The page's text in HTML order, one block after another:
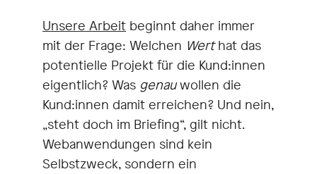
Unsere Arbeit beginnt daher immer
mit der Frage: Welchen Werthat das
potentielle Projekt für die Kund:innen
eigentlich? Was genauwollen die
Kund:innen damit erreichen? Und nein,
„steht doch im Briefing“, gilt nicht.
Webanwendungen sind kein
Selbstzweck, sondern ein